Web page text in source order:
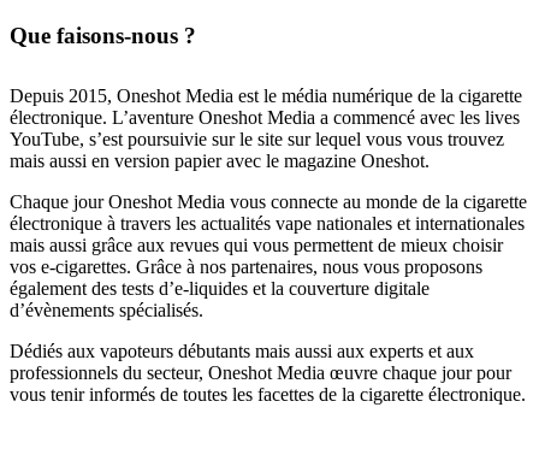
Que faisons-nous ?
Depuis 2015, Oneshot Media est le média numérique de la cigarette
électronique. L’aventure Oneshot Media a commencé avec les lives
YouTube, s’est poursuivie sur le site sur lequel vous vous trouvez
mais aussi en version papier avec le magazine Oneshot.
Chaque jour Oneshot Media vous connecte au monde de la cigarette
électronique à travers les actualités vape nationales et internationales
mais aussi grâce aux revues qui vous permettent de mieux choisir
vos e-cigarettes. Grâce à nos partenaires, nous vous proposons
également des tests d’e-liquides et la couverture digitale
d’évènements spécialisés.
Dédiés aux vapoteurs débutants mais aussi aux experts et aux
professionnels du secteur, Oneshot Media œuvre chaque jour pour
vous tenir informés de toutes les facettes de la cigarette électronique.